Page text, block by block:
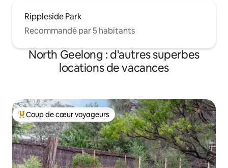
Rippleside Park
Recommandé par 5 habitants
North Geelong : d'autres superbes
locations de vacances
Coups de cœur voyageurs les plus appréciés
Coup de cœur voyageurs